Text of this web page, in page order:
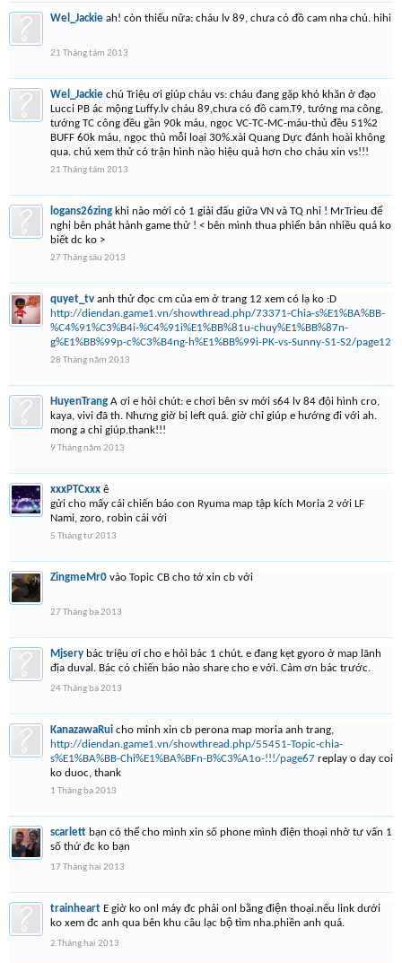
Wel_Jackie ah! còn thiếu nữa: cháu lv 89, chưa có đồ cam nha chú. hihi
21 Tháng tám 2013
Wel_Jackie chú Triệu ơi giúp cháu vs: cháu đang gặp khó khăn ở đạo
Lucci PB ác mộng Luffy.lv cháu 89,chưa có đồ cam.T9, tướng ma công,
tướng TC công đều gần 90k máu, ngọc VC-TC-MC-máu-thủ đều 51%2
BUFF 60k máu, ngọc thủ mỗi loại 30%.xài Quang Dực đánh hoài không
qua. chú xem thử có trận hình nào hiệu quả hơn cho cháu xin vs!!!
21 Tháng tám 2013
logans26zing khi nào mới có 1 giải đấu giữa VN và TQ nhỉ ! MrTrieu để
nghị bên phát hành game thử ! < bên mình thua phiển bản nhiều quá ko
biết dc ko >
27 Tháng sáu 2013
quyet_tv anh thử đọc cm của em ở trang 12 xem có lạ ko :D
http://diendan.game1.vn/showthread.php/73371-Chia-s%E1%BA%BB-
%C4%91%C3%B4i-%C4%91i%E1%BB%81u-chuy%E1%BB%87n-
g%E1%BB%99p-c%C3%B4ng-h%E1%BB%99i-PK-vs-Sunny-S1-S2/page12
28 Tháng năm 2013
HuyenTrang A ơi e hỏi chút: e chơi bên sv mới s64 lv 84 đội hình cro,
kaya, vivi đã th. Nhưng giờ bị left quá. giờ chỉ giúp e hướng đi với ah.
mong a chỉ giúp.thank!!!
9 Tháng năm 2013
xxxPTCxxx ê
gửi cho mấy cái chiến báo con Ryuma map tập kích Moria 2 với LF
Nami, zoro, robin cái với
5 Tháng tư 2013
ZingmeMr0 vào Topic CB cho tớ xin cb với
27 Tháng ba 2013
Mjsery bác triệu ơi cho e hỏi bác 1 chút. e đang kẹt gyoro ở map lãnh
địa duval. Bác có chiến báo nào share cho e với. Cảm ơn bác trước.
24 Tháng ba 2013
KanazawaRui cho minh xin cb perona map moria anh trang,
http://diendan.game1.vn/showthread.php/55451-Topic-chia-
s%E1%BA%BB-Chi%E1%BA%BFn-B%C3%A1o-!!!/page67 replay o day coi
ko duoc, thank
1 Tháng ba 2013
scarlett bạn có thể cho mình xin số phone mình điện thoại nhờ tư vấn 1
số thứ đc ko bạn
17 Tháng hai 2013
trainheart E giờ ko onl máy đc phải onl bằng điện thoại.nếu link dưới
ko xem đc anh qua bên khu câu lạc bộ tìm nha.phiền anh quá.
2 Tháng hai 2013